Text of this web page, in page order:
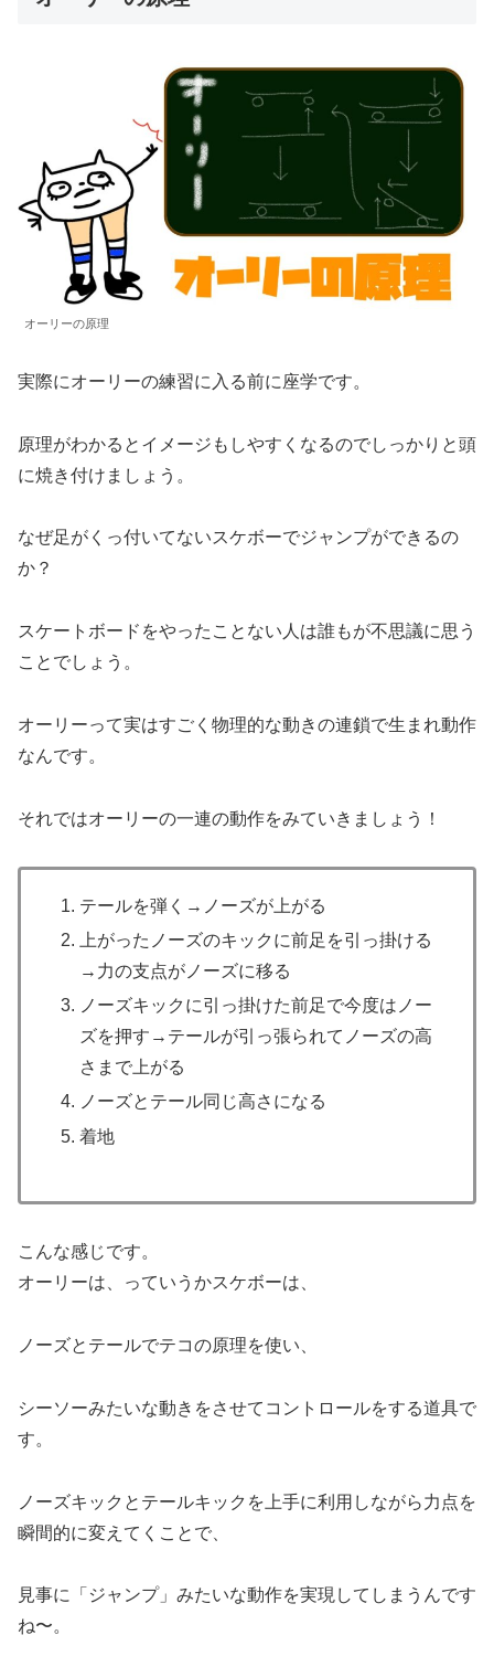
オーリーの原理
実際にオーリーの練習に入る前に座学です。
原理がわかるとイメージもしやすくなるのでしっかりと頭
に焼き付けましょう。
なぜ足がくっ付いてないスケボーでジャンプができるの
か？
スケートボードをやったことない人は誰もが不思議に思う
ことでしょう。
オーリーって実はすごく物理的な動きの連鎖で生まれ動作
なんです。
それではオーリーの一連の動作をみていきましょう！
テールを弾く→ノーズが上がる
上がったノーズのキックに前足を引っ掛ける
→力の支点がノーズに移る
ノーズキックに引っ掛けた前足で今度はノー
ズを押す→テールが引っ張られてノーズの高
さまで上がる
ノーズとテール同じ高さになる
着地
こんな感じです。
オーリーは、っていうかスケボーは、
ノーズとテールでテコの原理を使い、
シーソーみたいな動きをさせてコントロールをする道具で
す。
ノーズキックとテールキックを上手に利用しながら力点を
瞬間的に変えてくことで、
見事に「ジャンプ」みたいな動作を実現してしまうんです
ね〜。